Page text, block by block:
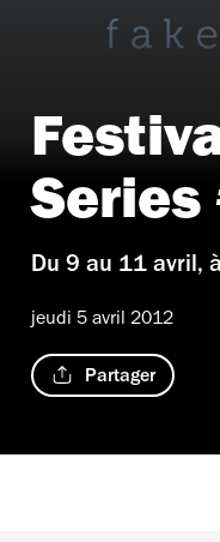
Series
Du 9 au 11 avril,
jeudi 5 avril 2012
Partager